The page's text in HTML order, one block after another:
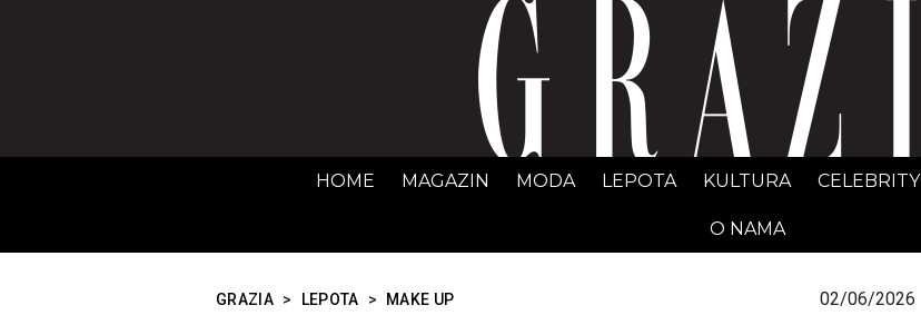
GRAZIA Srbija
HOME MAGAZIN MODA LEPOTA KULTURA CELEBRITY
O NAMA
GRAZIA > LEPOTA > MAKE UP 02/06/2026